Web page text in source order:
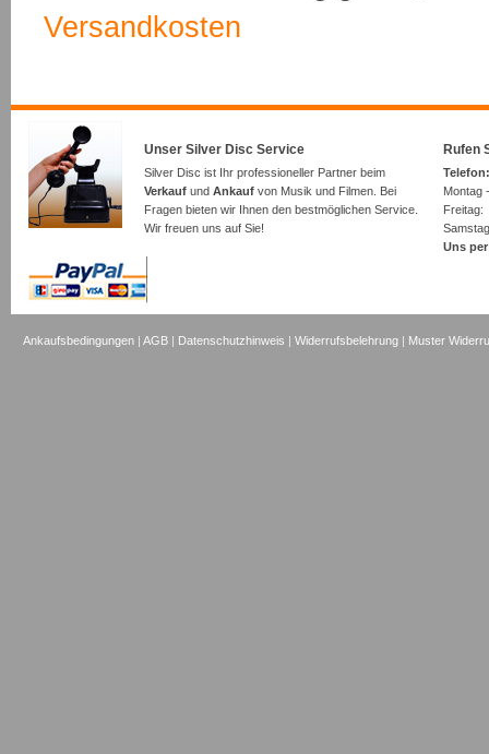
Versandkosten
Unser Silver Disc Service
Silver Disc ist Ihr professioneller Partner beim
Verkauf und Ankauf von Musik und Filmen. Bei
Fragen bieten wir Ihnen den bestmöglichen Service.
Wir freuen uns auf Sie!
Rufen
Montag
Uns
Ankaufsbedingungen |AGB | Datenschutzhinweis |Widerrufsbelehrung | Muster